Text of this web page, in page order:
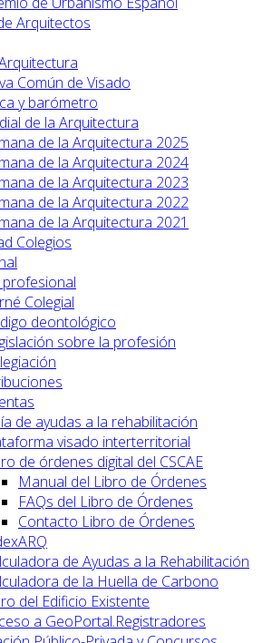
Arquitectos
Común de Visado
y barómetro
de la Arquitectura
de la Arquitectura 2025
de la Arquitectura 2024
de la Arquitectura 2023
de la Arquitectura 2022
de la Arquitectura 2021
Colegios
profesional
Colegial
deontológico
sobre la profesión
de ayudas a la rehabilitación
visado interterritorial
de órdenes digital del CSCAE
Manual del Libro de Órdenes
FAQs del Libro de Órdenes
Contacto Libro de Órdenes
de Ayudas a la Rehabilitación
de la Huella de Carbono
del Edificio Existente
a GeoPortal.Registradores